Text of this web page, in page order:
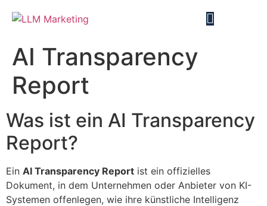
AI Transparency
Report
Was ist ein AI Transparency
Report?
Ein AI Transparency Report ist ein offizielles
Dokument, in dem Unternehmen oder Anbieter von KI-
Systemen offenlegen, wie ihre künstliche Intelligenz